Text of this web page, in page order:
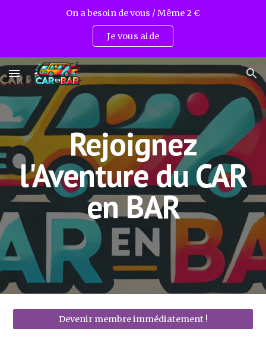
On a besoin de vous / Même 2 €
Je vous aide
Rejoignez
l'Aventure du CAR
en BAR
Devenir membre immédiatement !